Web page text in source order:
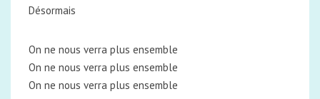
Désormais
On ne nous verra plus ensemble
On ne nous verra plus ensemble
On ne nous verra plus ensemble